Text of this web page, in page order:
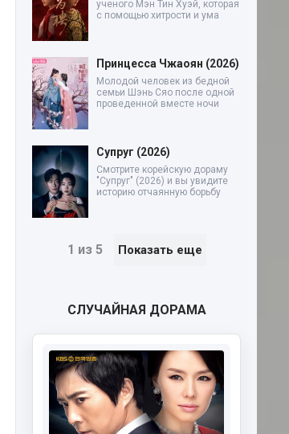
ученого Мэн Тин Хуэй, которая
с помощью хитрости и ума
Принцесса Чжаоян (2026)
Молодой человек из бедной
семьи Шэнь Сяо после одной
проведенной вместе ночи
Супруг (2026)
Смотрите корейскую дораму
"Супруг" (2026) и вы увидите
историю отчаянную борьбу
1 из 5 Показать еще
СЛУЧАЙНАЯ ДОРАМА